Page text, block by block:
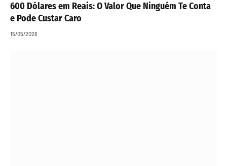
600 Dólares em Reais: O Valor Que Ninguém Te Conta
e Pode Custar Caro
15/05/2026